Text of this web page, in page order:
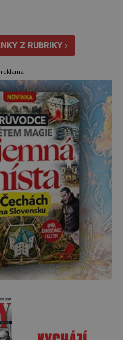
do Klementovy
se […]
Z RUBRIKY ›
reklama